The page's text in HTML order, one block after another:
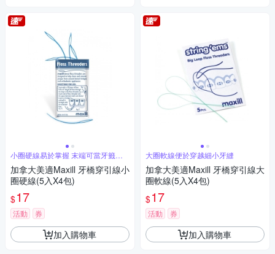
小圈硬線易於掌握 末端可當牙籤使
用
加拿大美適Maxill 牙橋穿引線小
圈硬線(5入X4包)
$17
活動 券
加入購物車
大圈軟線便於穿越細小牙縫
加拿大美適Maxill 牙橋穿引線大
圈軟線(5入X4包)
$17
活動 券
加入購物車